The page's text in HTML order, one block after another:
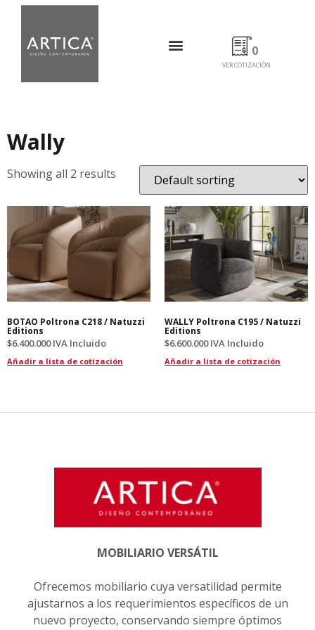
0
VER COTIZACIÓN
Wally
Showing all 2 results
BOTAO Poltrona C218 / Natuzzi
Editions
$6.400.000IVA Incluido
Añadir a lista de cotización
WALLY Poltrona C195 / Natuzzi
Editions
$6.600.000IVA Incluido
Añadir a lista de cotización
MOBILIARIO VERSÁTIL
Ofrecemos mobiliario cuya versatilidad permite
ajustarnos a los requerimientos específicos de un
nuevo proyecto, conservando siempre óptimos